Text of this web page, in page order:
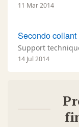
11 Mar 2014
Secondo collant
Support
14 Jul 2014